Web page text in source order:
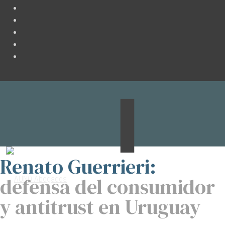
Renato Guerrieri:
defensa del consumidor
y antitrust en Uruguay